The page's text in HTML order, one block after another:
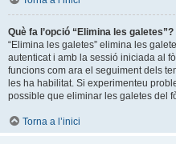
Què fa l’opció “Elimina les galetes”?
“Elimina les galetes” elimina les
autenticat i amb la sessió iniciada al
funcions com ara el seguiment dels
les ha habilitat. Si experimenteu
possible que eliminar les galetes del
Torna a l’inici